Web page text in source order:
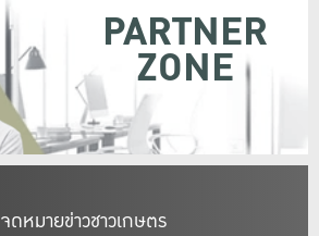
จดหมายข่าวชาวเกษตร
PARTNER
ZONE